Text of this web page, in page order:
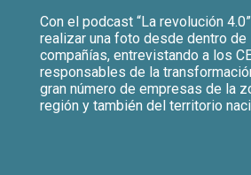
Con el podcast “La revolución
realizar una foto desde dentro de
compañías, entrevistando a los
responsables de la
gran número de empresas de la
región y también del territorio